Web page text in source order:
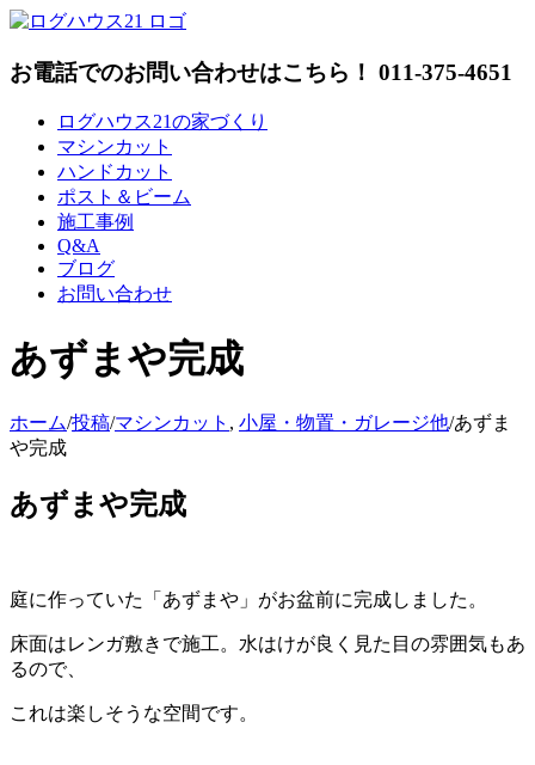
Skip
content
お電話でのお問い合わせはこちら！ 011-375-4651
ログハウス21の家づくり
マシンカット
ハンドカット
ポスト＆ビーム
施工事例
Q&A
ブログ
お問い合わせ
あずまや完成
ホーム/投稿/マシンカット , 小屋・物置・ガレージ他/あずま
や完成
あずまや完成
庭に作っていた「あずまや」がお盆前に完成しました。
床面はレンガ敷きで施工。水はけが良く見た目の雰囲気もあ
るので、
これは楽しそうな空間です。